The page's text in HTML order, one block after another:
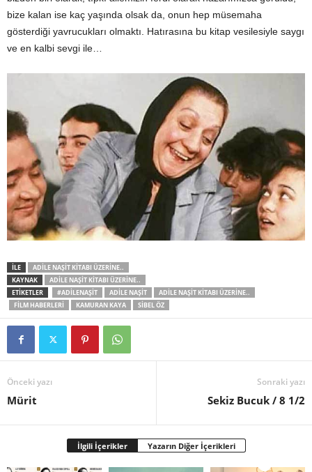
bize kalan ise kaç yaşında olsak da, onun hep müsemaha
gösterdiği yavrucukları olmaktı. Hatırasına bu kitap vesilesiyle saygı
ve en kalbi sevgi ile…
İLE
ADILE NAŞIT KITABI ÜZERINE..
KAYNAK
ADILE NAŞIT KITABI ÜZERINE..
ETİKETLER
#ADILENAŞIT ADILE NAŞIT
ADILE NAŞIT KITABI ÜZERINE..
FILM HABERLERI
KAMURAN KAYA SIBEL ÖZ
Önceki yazı
Mürit
Sonraki yazı
Sekiz Bucuk / 8 1/2
İlgili İçerikler Yazarın Diğer İçerikleri